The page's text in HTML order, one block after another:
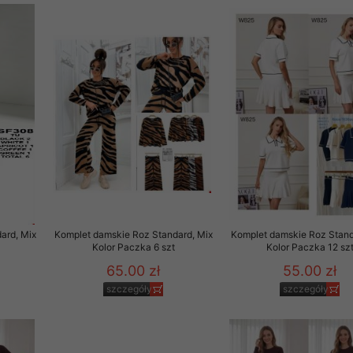
Mix
Komplet damskie Roz Standard, Mix
Kolor Paczka 6 szt
65.00 zł
szczegóły
Komplet damskie Roz
Kolor Paczka 12 szt
55.00 zł
szczegóły
sierpnia 1997 r. o
przechowujemy na
jedynie uprawnieni
swoich danych w celu
osobom trzecim,
na podstawie
komputerze Klienta
naszej oferty do
internetowej
tych plików
na komputerze